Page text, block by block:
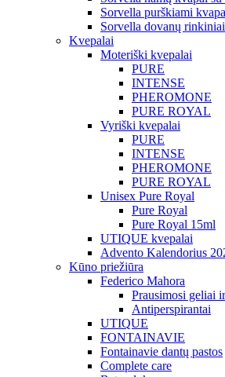
Sorvella purškiami
Sorvella dovanų rinkiniai
Kvepalai
Moteriški kvepalai
PURE
INTENSE
PHEROMONE
PURE ROYAL
Vyriški kvepalai
PURE
INTENSE
PHEROMONE
PURE ROYAL
Unisex Pure Royal
Pure Royal
Pure Royal 15ml
UTIQUE kvepalai
Advento Kalendorius
Kūno priežiūra
Federico Mahora
Prausimosi geliai
Antiperspirantai
UTIQUE
FONTAINAVIE
Fontainavie dantų pastos
Complete care